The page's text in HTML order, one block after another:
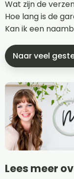
Wat zijn de
Hoe lang is de
Kan ik een
Naar veel
Lees meer